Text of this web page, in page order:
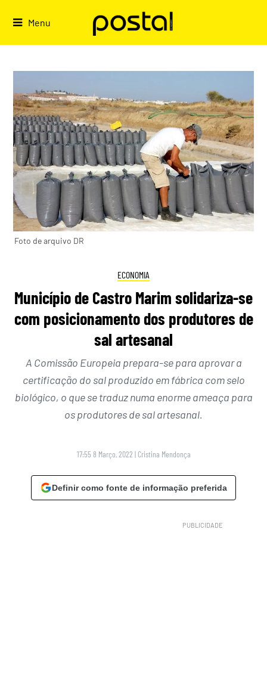
Menu
Foto de arquivo DR
ECONOMIA
Município de Castro Marim solidariza-se
com posicionamento dos produtores de
sal artesanal
A Comissão Europeia prepara-se para aprovar a
certificação do sal produzido em fábrica com selo
biológico, o que se traduz numa enorme ameaça para
os produtores de sal artesanal.
17:55 8 Março, 2022 | Cristina Mendonça
Definir como fonte de informação preferida